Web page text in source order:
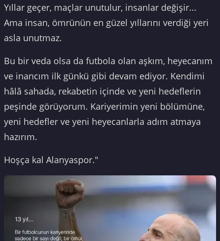
Yıllar geçer, maçlar unutulur, insanlar değişir...
Ama insan, ömrünün en güzel yıllarını verdiği yeri
asla unutmaz.
Bu bir veda olsa da futbola olan aşkım, heyecanım
ve inancım ilk günkü gibi devam ediyor. Kendimi
hâlâ sahada, rekabetin içinde ve yeni hedeflerin
peşinde görüyorum. Kariyerimin yeni bölümüne,
yeni hedefler ve yeni heyecanlarla adım atmaya
hazırım.
Hoşça kal Alanyaspor."